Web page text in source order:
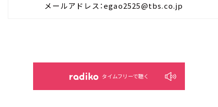
メールアドレス：egao2525@tbs.co.jp
タイムフリーで聴く